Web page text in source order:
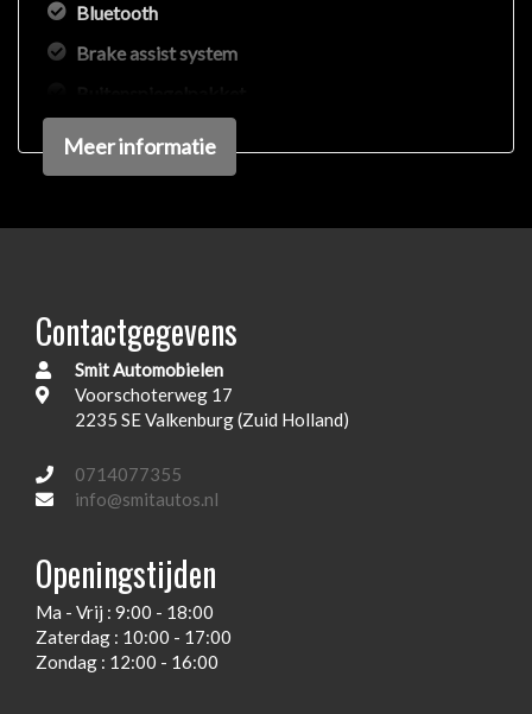
Bluetooth
Brake assist system
Connected services
Elektronisch stabiliteits programma
Hoofd airbag(s) achter
Hoofd airbag(s) voor
In hoogte verstelbare koplampen
Inklapbare buitenspiegels
Lederen sport stuurwiel
Lendesteunen
Multi media systeem
Meer informatie
Contactgegevens
Smit Automobielen
Voorschoterweg 17
2235 SE Valkenburg (Zuid Holland)
0714077355
info@smitautos.nl
Openingstijden
Ma - Vrij : 9:00 - 18:00
Zaterdag : 10:00 - 17:00
Zondag : 12:00 - 16:00